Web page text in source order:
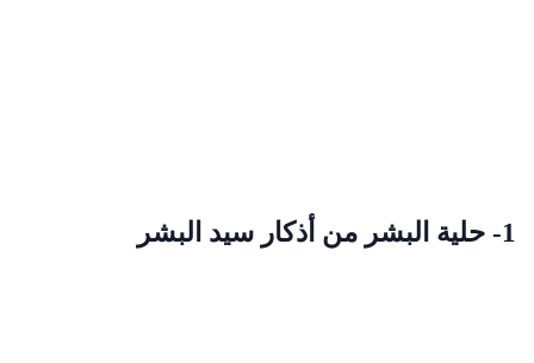
1- حلية البشر من أذكار سيد البشر